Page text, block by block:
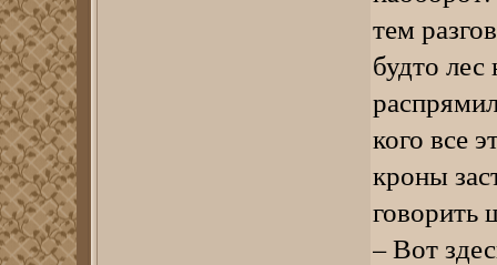
тем
будто лес
кого все
кроны
говорить
– Вот